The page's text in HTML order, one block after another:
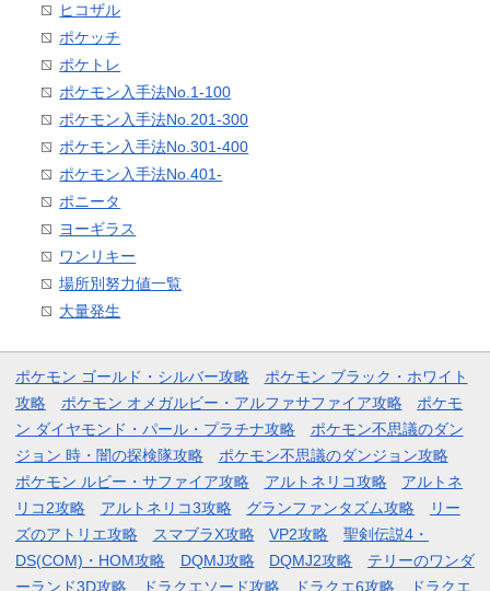
ヒコザル
ポケッチ
ポケトレ
ポケモン入手法No.1-100
ポケモン入手法No.201-300
ポケモン入手法No.301-400
ポケモン入手法No.401-
ポニータ
ヨーギラス
ワンリキー
場所別努力値一覧
大量発生
ポケモン ゴールド・シルバー攻略
ポケモン ブラック・ホワイト
攻略
ポケモン オメガルビー・アルファサファイア攻略
ポケモ
ン ダイヤモンド・パール・プラチナ攻略
ポケモン不思議のダン
ジョン 時・闇の探検隊攻略
ポケモン不思議のダンジョン攻略
ポケモン ルビー・サファイア攻略
アルトネリコ攻略
アルトネ
リコ2攻略
アルトネリコ3攻略 グランファンタズム攻略
リー
ズのアトリエ攻略
スマブラX攻略 VP2攻略
聖剣伝説4・
DS(COM)・HOM攻略
DQMJ攻略 DQMJ2攻略
テリーのワンダ
ーランド3D攻略
ドラクエソード攻略 ドラクエ6攻略 ドラクエ